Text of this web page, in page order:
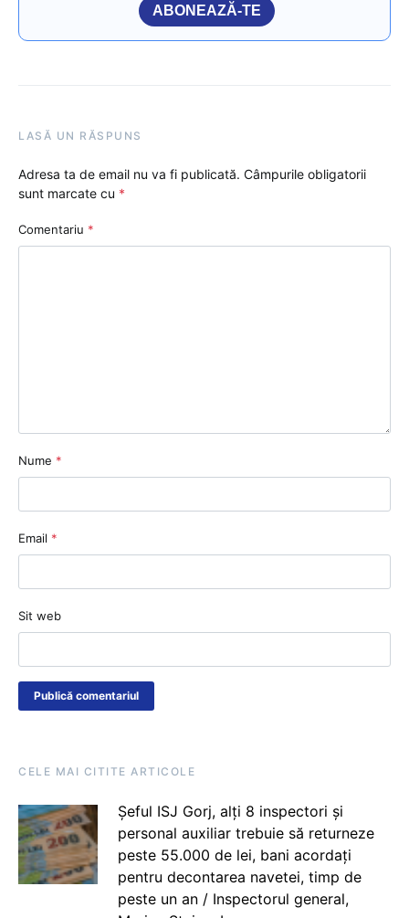
ABONEAZĂ-TE
LASĂ UN RĂSPUNS
Adresa ta de email nu va fi publicată. Câmpurile obligatorii
sunt marcate cu *
Comentariu *
Nume *
Email *
Sit web
CELE MAI CITITE ARTICOLE
Șeful ISJ Gorj, alți 8 inspectori și
personal auxiliar trebuie să returneze
peste 55.000 de lei, bani acordați
pentru decontarea navetei, timp de
peste un an / Inspectorul general,